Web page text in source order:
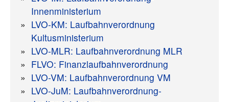
Innenministerium
LVO-KM: Laufbahnverordnung
Kultusministerium
LVO-MLR: Laufbahnverordnung MLR
FLVO: Finanzlaufbahnverordnung
LVO-VM: Laufbahnverordnung VM
LVO-JuM: Laufbahnverordnung-